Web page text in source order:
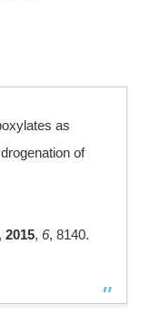
as
of
, 2015, 6, 8140.